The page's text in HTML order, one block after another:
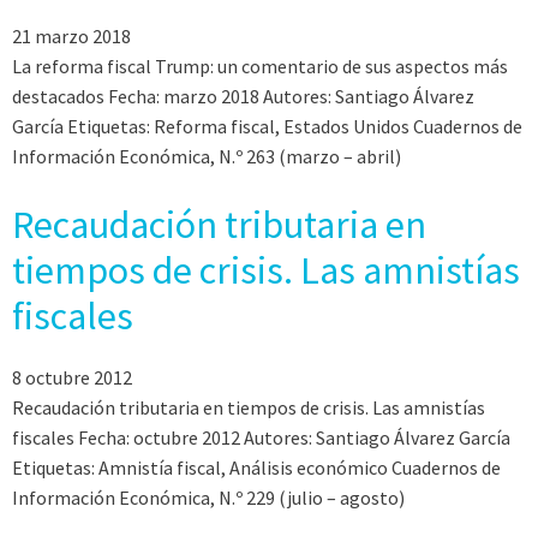
21 marzo 2018
La reforma fiscal Trump: un comentario de sus aspectos más
destacados Fecha: marzo 2018 Autores: Santiago Álvarez
García Etiquetas: Reforma fiscal, Estados Unidos Cuadernos de
Información Económica, N.º 263 (marzo – abril)
Recaudación tributaria en
tiempos de crisis. Las amnistías
fiscales
8 octubre 2012
Recaudación tributaria en tiempos de crisis. Las amnistías
fiscales Fecha: octubre 2012 Autores: Santiago Álvarez García
Etiquetas: Amnistía fiscal, Análisis económico Cuadernos de
Información Económica, N.º 229 (julio – agosto)